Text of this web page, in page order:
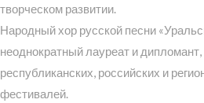
творческом развитии.
Народный хор русской песни
неоднократный лауреат и
республиканских, российских и
фестивалей.